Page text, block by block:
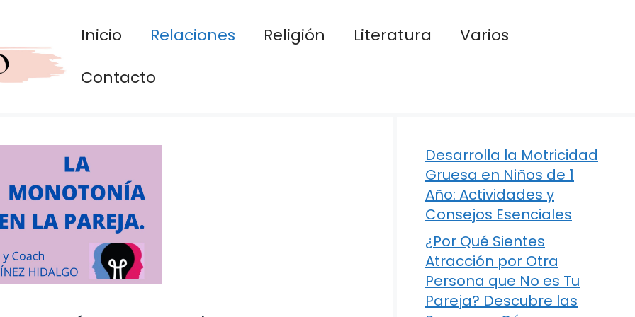
Inicio Relaciones Religión Literatura
Varios
Contacto
Desarrolla la Motricidad
Gruesa en Niños de 1
Año: Actividades y
Consejos Esenciales
¿Por Qué Sientes
Atracción por Otra
Persona que No es Tu
Pareja? Descubre las